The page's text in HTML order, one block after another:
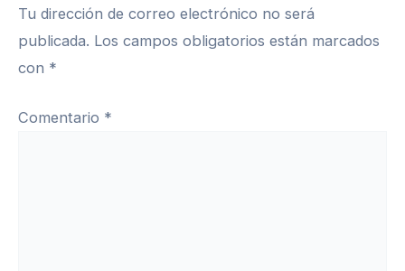
Tu dirección de correo electrónico no será
publicada. Los campos obligatorios están marcados
con *
Comentario *